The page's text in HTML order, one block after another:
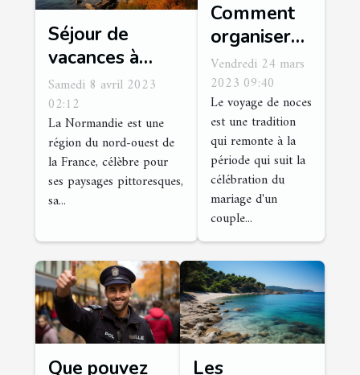
Séjour de
vacances à
Normandie :
quelles sont les
activités
incontournables
à faire dans
cette région ?
Samedi 8 avril 2023
02:12
La Normandie est une
région du nord-ouest de
la France, célèbre pour
ses paysages pittoresques,
sa...
Comment
organiser
sa lune de
miel ?
Vendredi 24 mars
2023 09:40
Le voyage de noces
est une tradition
qui remonte à la
période qui suit la
célébration du
mariage d'un
couple...
Que pouvez Les